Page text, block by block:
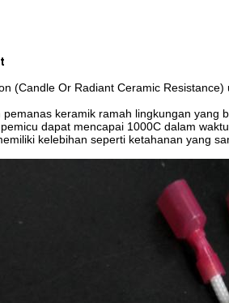
(Candle Or Radiant Ceramic
keramik ramah lingkungan yang
dapat mencapai 1000C dalam
kelebihan seperti ketahanan yang